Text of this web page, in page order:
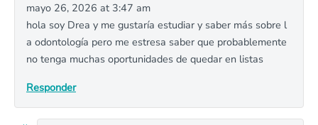
mayo 26, 2026 at 3:47 am
hola soy Drea y me gustaría estudiar y saber más sobre l
a odontología pero me estresa saber que probablemente
no tenga muchas oportunidades de quedar en listas
Responder